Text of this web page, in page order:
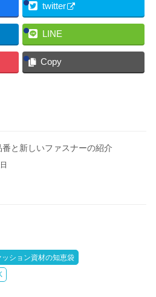
twitter
LINE
Copy
と新しいファスナーの紹介
ッション資材の知恵袋